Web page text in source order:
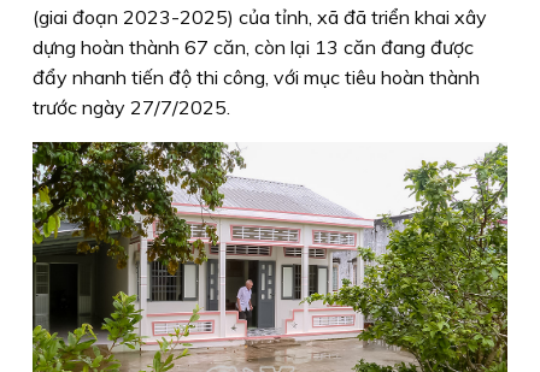
(giai đoạn 2023-2025) của tỉnh, xã đã triển khai xây
dựng hoàn thành 67 căn, còn lại 13 căn đang được
đẩy nhanh tiến độ thi công, với mục tiêu hoàn thành
trước ngày 27/7/2025.